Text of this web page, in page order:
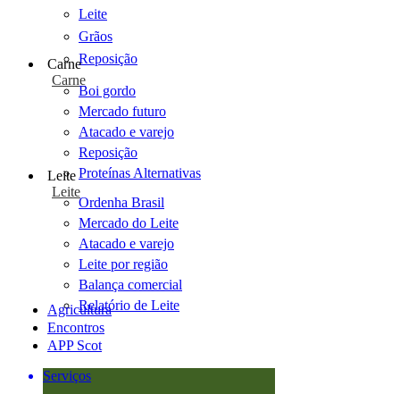
Leite
Grãos
Reposição
Carne
Carne
Boi gordo
Mercado futuro
Atacado e varejo
Reposição
Proteínas Alternativas
Leite
Leite
Ordenha Brasil
Mercado do Leite
Atacado e varejo
Leite por região
Balança comercial
Relatório de Leite
Agricultura
Encontros
APP Scot
Serviços